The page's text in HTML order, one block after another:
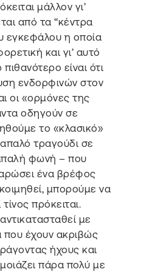
μάλλον γι’
από τα “κέντρα
εγκεφάλου η οποία
και γι’ αυτό
είναι ότι
ενδορφινών στον
οι «ορμόνες της
οδηγούν σε
το «κλασικό»
τραγούδι σε
φωνή – που
ένα βρέφος
μπορούμε να
πρόκειται.
με
που έχουν ακριβώς
ήχους και
πάρα πολύ με